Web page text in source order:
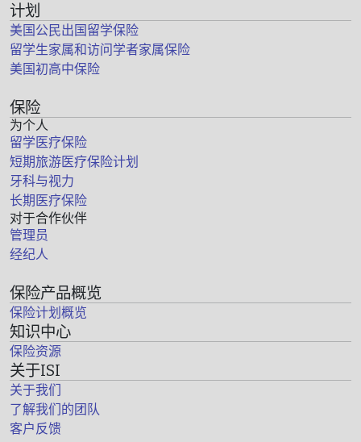
计划
美国公民出国留学保险
留学生家属和访问学者家属保险
美国初高中保险
保险
为个人
留学医疗保险
短期旅游医疗保险计划
牙科与视力
长期医疗保险
对于合作伙伴
管理员
经纪人
保险产品概览
保险计划概览
知识中心
保险资源
关于ISI
关于我们
了解我们的团队
客户反馈